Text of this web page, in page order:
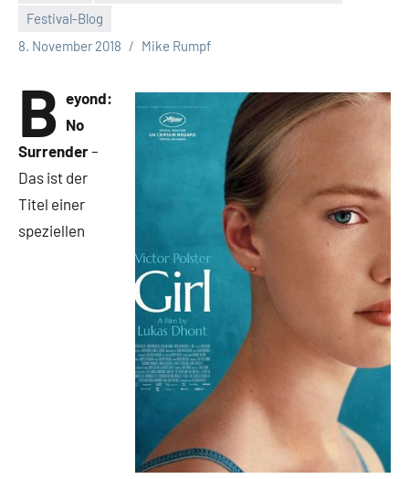
Festival-Blog
8. November 2018
Mike Rumpf
Keine
Kommentare
B eyond:
No
Surrender–
Das ist der
Titel einer
speziellen